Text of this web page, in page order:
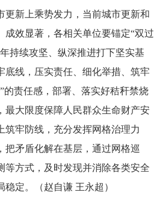
更新上乘势发力，当前城市更新和
成效显著，各相关单位要锚定“双过
持续攻坚、纵深推进打下坚实基
底线，压实责任、细化举措、筑牢
的责任感，部署、落实好秸秆禁烧
最大限度保障人民群众生命财产安
筑牢防线，充分发挥网格治理力
把矛盾化解在基层，通过网格巡
等方式，及时发现并消除各类安全
定。（赵自谦 王永超）